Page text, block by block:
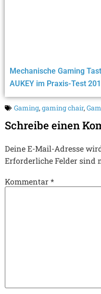
Mechanische Gaming
AUKEY im Praxis-Test
Gaming,gaming chair,
Schreibe einen
Deine E-Mail-Adresse
Erforderliche Felder sind
Kommentar*